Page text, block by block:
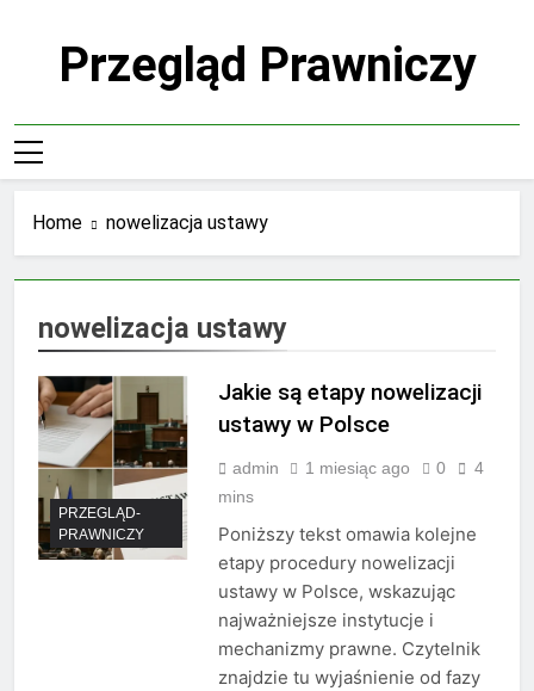
Przegląd Prawniczy
Home nowelizacja ustawy
nowelizacja ustawy
PRZEGLĄD-
PRAWNICZY
Jakie są etapy nowelizacji
ustawy w Polsce
admin 1 miesiąc ago 0
4
mins
Poniższy tekst omawia kolejne
etapy procedury nowelizacji
ustawy w Polsce, wskazując
najważniejsze instytucje i
mechanizmy prawne. Czytelnik
znajdzie tu wyjaśnienie od fazy